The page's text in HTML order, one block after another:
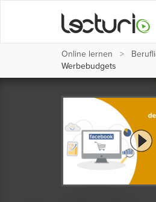
Online lernen
Werbebudgets